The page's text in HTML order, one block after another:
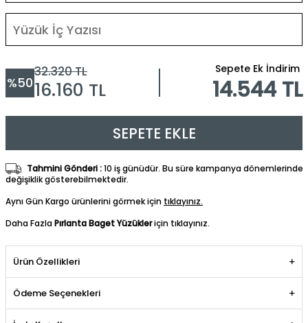
%50
32.320TL
16.160 TL
Sepete Ek İndirim
14.544 TL
SEPETE EKLE
Tahmini Gönderi :10 iş günüdür. Bu süre kampanya dönemlerinde
değişiklik gösterebilmektedir.
Aynı Gün Kargo ürünlerini görmek için tıklayınız.
Daha FazlaPırlanta Baget Yüzükleriçin tıklayınız.
Ürün Özellikleri
Ödeme Seçenekleri